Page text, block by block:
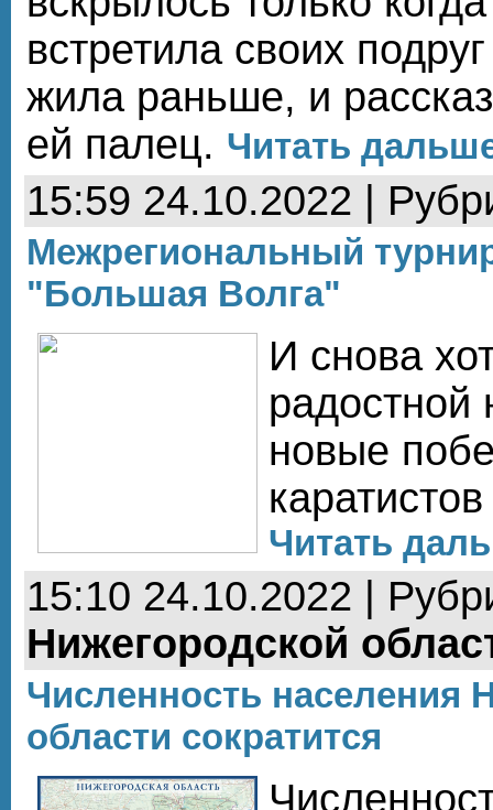
встретила своих
жила раньше, и
ей палец. Читать
15:59 24.10.2022 |
Межрегиональный
"Большая Волга"
И снова
радостной
новые
каратистов
Читать
15:10 24.10.2022 |
Нижегородской
Численность населения
области сократится